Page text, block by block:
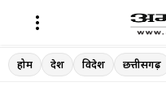
Skip
to
होम देश विदेश छत्तीसगढ़